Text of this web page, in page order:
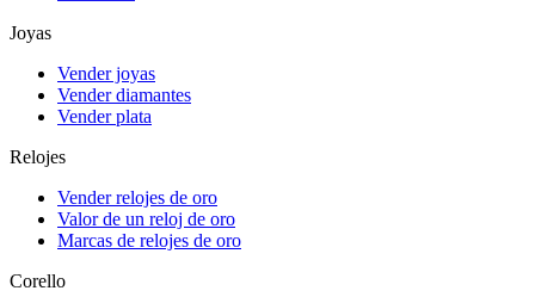
Joyas
Vender joyas
Vender diamantes
Vender plata
Relojes
Vender relojes de oro
Valor de un reloj de oro
Marcas de relojes de oro
Corello